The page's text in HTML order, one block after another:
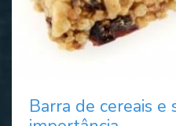
Barra de cereais e